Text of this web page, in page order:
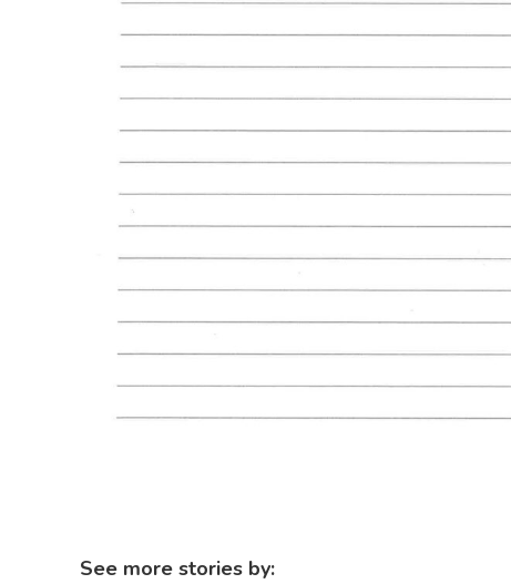
See more stories by: